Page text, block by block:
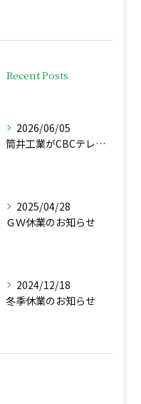
Recent Posts
2026/06/05
筒井工業がCBCテレビで放映されました
2025/04/28
ＧＷ休業のお知らせ
2024/12/18
冬季休業のお知らせ